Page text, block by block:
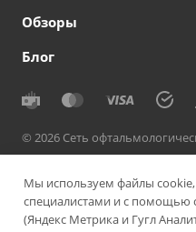
Обзоры
Блог
© 2026 Сеть
персональных данных |
файлов |Пользовательское
Мы используем файлы
специалистами и с помощью
(Яндекс Метрика и Гугл